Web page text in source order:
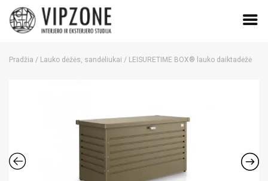
Pradžia / Lauko dėžės, sandėliukai / LEISURETIME BOX® lauko daiktadėžė